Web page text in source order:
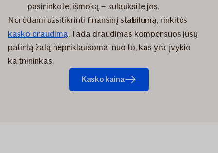
pasirinkote, išmoką – sulauksite jos.
Norėdami užsitikrinti finansinį stabilumą, rinkitės
kasko draudimą. Tada draudimas kompensuos jūsų
patirtą žalą nepriklausomai nuo to, kas yra įvykio
kaltnininkas.
Kasko kaina